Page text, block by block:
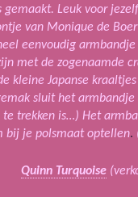
gemaakt. Leuk voor
van Monique de
eenvoudig
met de zogenaamde
kleine Japanse
sluit het
trekken is…) Het
bij je polsmaat optellen.
Quinn Turquoise